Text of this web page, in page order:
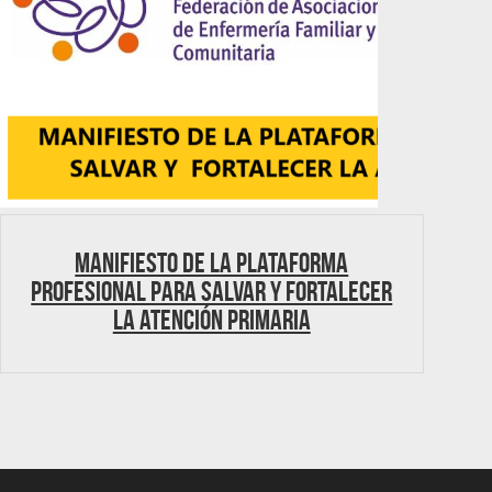
MANIFIESTO DE LA PLATAFORMA
PROFESIONAL PARA SALVAR Y FORTALECER
LA ATENCIÓN PRIMARIA